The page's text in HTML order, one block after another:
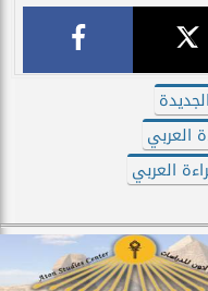
العربي
العربي